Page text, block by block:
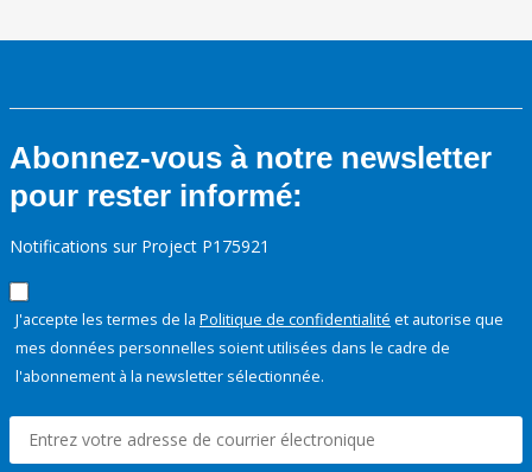
Abonnez-vous à notre newsletter
pour rester informé:
Notifications sur Project P175921
J'accepte les termes de la Politique de confidentialité et autorise que
mes données personnelles soient utilisées dans le cadre de
l'abonnement à la newsletter sélectionnée.